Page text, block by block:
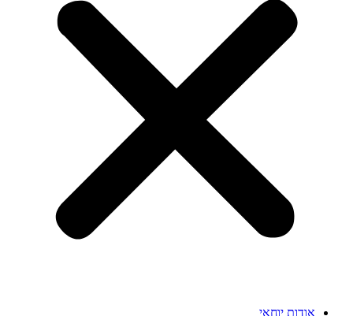
אודות יוחאי